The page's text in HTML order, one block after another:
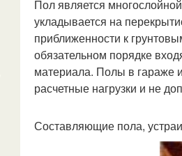
Пол является
укладывается на
приближенности к
обязательном порядке
материала. Полы в гараже
расчетные нагрузки и не
Составляющие пола,